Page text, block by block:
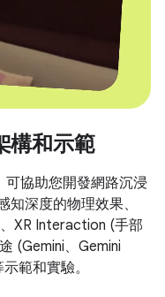
構和示範
可協助您開發網路沉浸
知深度的物理效果、
XR Interaction (手部
(Gemini、Gemini
範和實驗。